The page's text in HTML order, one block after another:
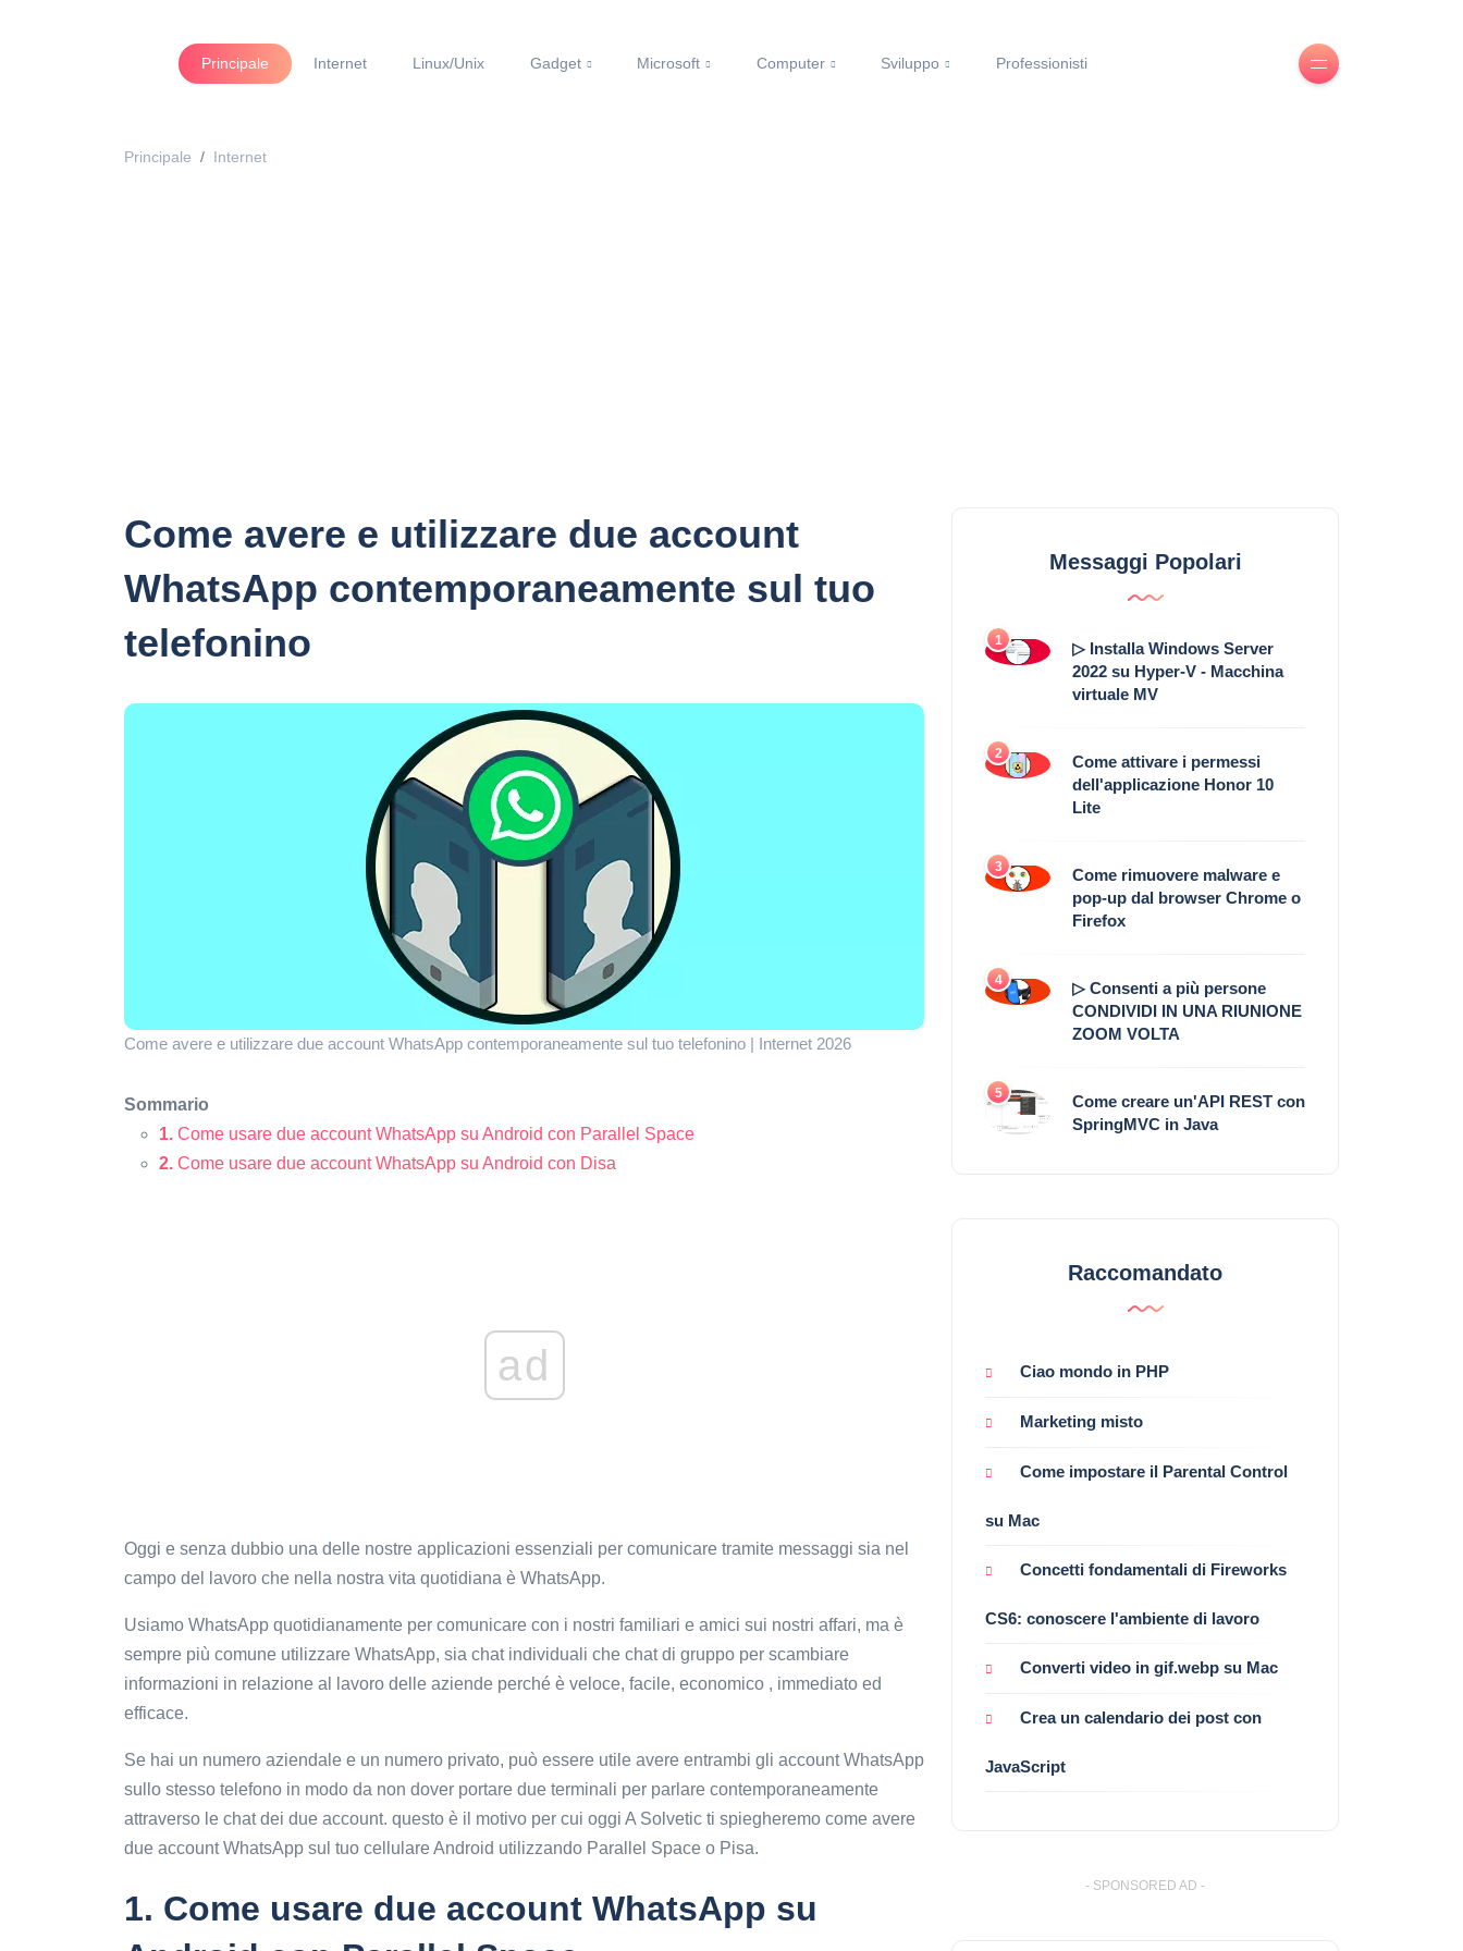
Principale Internet Linux/Unix Gadget Microsoft Computer Sviluppo Professionisti
Principale Internet
Come avere e utilizzare due account
WhatsApp contemporaneamente sul tuo
telefonino
Come avere e utilizzare due account WhatsApp contemporaneamente sul tuo telefonino | Internet 2026
Sommario
1. Come usare due account WhatsApp su Android con Parallel Space
2. Come usare due account WhatsApp su Android con Disa
ad
Oggi e senza dubbio una delle nostre applicazioni essenziali per comunicare tramite messaggi sia nel
campo del lavoro che nella nostra vita quotidiana è WhatsApp.
Usiamo WhatsApp quotidianamente per comunicare con i nostri familiari e amici sui nostri affari, ma è
sempre più comune utilizzare WhatsApp, sia chat individuali che chat di gruppo per scambiare
informazioni in relazione al lavoro delle aziende perché è veloce, facile, economico , immediato ed
efficace.
Se hai un numero aziendale e un numero privato, può essere utile avere entrambi gli account WhatsApp
sullo stesso telefono in modo da non dover portare due terminali per parlare contemporaneamente
attraverso le chat dei due account. questo è il motivo per cui oggi A Solvetic ti spiegheremo come avere
due account WhatsApp sul tuo cellulare Android utilizzando Parallel Space o Pisa.
1. Come usare due account WhatsApp su
Messaggi Popolari
1
▷ Installa Windows Server
2022 su Hyper-V - Macchina
virtuale MV
2
Come attivare i permessi
dell'applicazione Honor 10
Lite
3
Come rimuovere malware e
pop-up dal browser Chrome o
Firefox
4
▷ Consenti a più persone
CONDIVIDI IN UNA RIUNIONE
ZOOM VOLTA
5
Come creare un'API REST con
SpringMVC in Java
Raccomandato
Ciao mondo in PHP
Marketing misto
Come impostare il Parental Control
su Mac
Concetti fondamentali di Fireworks
CS6: conoscere l'ambiente di lavoro
Converti video in gif.webp su Mac
Crea un calendario dei post con
JavaScript
- SPONSORED AD -